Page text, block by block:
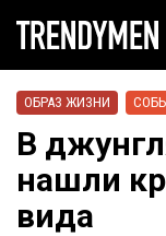
ОБРАЗ ЖИЗНИ
В
нашли
вида